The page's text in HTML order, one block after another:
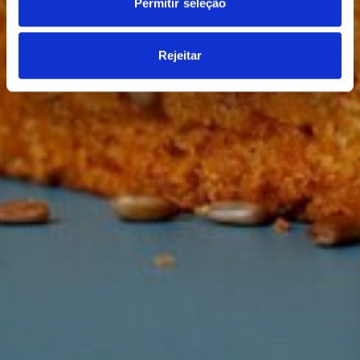
que lhes forneceu ou recolhidas por estes a partir da sua
utilização dos respetivos serviços.
Rejeitar